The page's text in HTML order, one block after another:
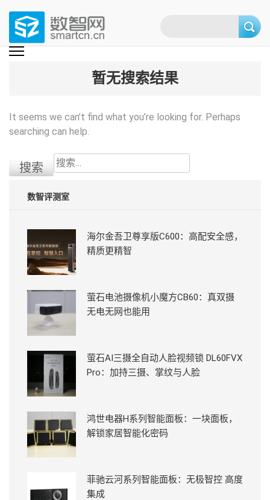
content
(Press
数智网
智能家居第一资讯门户 | 智能家居系统，智能家居产品，智能家居解决方
暂无搜索结果
It seems we can’t find what you’re looking for. Perhaps
searching can help.
搜
索：
数智评测室
海尔金吾卫尊享版C600：高配安全感，
精质更精智
萤石电池摄像机小魔方CB60：真双摄
无电无网也能用
萤石AI三摄全自动人脸视频锁 DL60FVX
Pro：加持三摄、掌纹与人脸
鸿世电器H系列智能面板：一块面板，
解锁家居智能化密码
菲驰云河系列智能面板：无极智控 高度
集成